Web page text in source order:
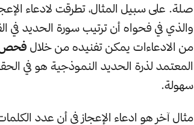
صلة. على سبيل المثال، تطرقت لادعاء
من الادعاءات يمكن تفنيده من خلال فحص
سهولة.
مثال آخر هو ادعاء الإعجاز في أن عدد